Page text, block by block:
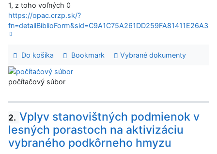
1, z toho voľných 0
https://opac.crzp.sk/?
fn=detailBiblioForm&sid=C9A1C75A261DD259FA81411E26A3
Do košíka Bookmark Vybrané dokumenty
počítačový súbor
2. Vplyv stanovištných podmienok v
lesných porastoch na aktivizáciu
vybraného podkôrneho hmyzu